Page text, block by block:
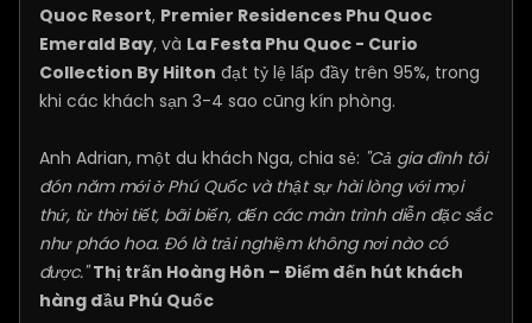
Quoc Resort, Premier Residences Phu Quoc
Emerald Bay, và La Festa Phu Quoc - Curio
Collection By Hilton đạt tỷ lệ lấp đầy trên 95%, trong
khi các khách sạn 3-4 sao cũng kín phòng.
Anh Adrian, một du khách Nga, chia sẻ: "Cả gia đình tôi
đón năm mới ở Phú Quốc và thật sự hài lòng với mọi
thứ, từ thời tiết, bãi biển, đến các màn trình diễn đặc sắc
như pháo hoa. Đó là trải nghiệm không nơi nào có
được." Thị trấn Hoàng Hôn – Điểm đến hút khách
hàng đầu Phú Quốc